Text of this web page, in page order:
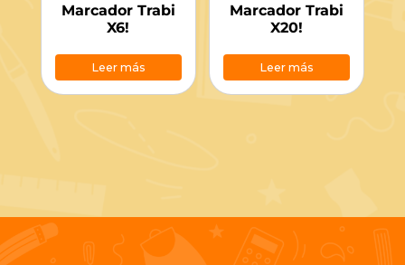
Marcador Trabi
X6!
Leer más
Marcador Trabi
X20!
Leer más